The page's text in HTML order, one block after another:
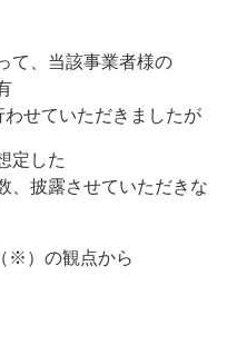
て、当該事業者様の
せていただきましたが
定した
、披露させていただきな
※）の観点から